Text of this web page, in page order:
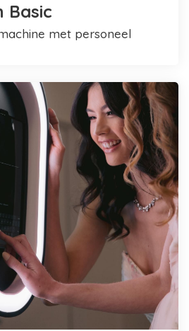
Basic
met personeel